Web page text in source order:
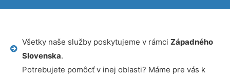
Všetky naše služby poskytujeme v rámci Západného
Slovenska.
Potrebujete pomôcť v inej oblasti? Máme pre vás k